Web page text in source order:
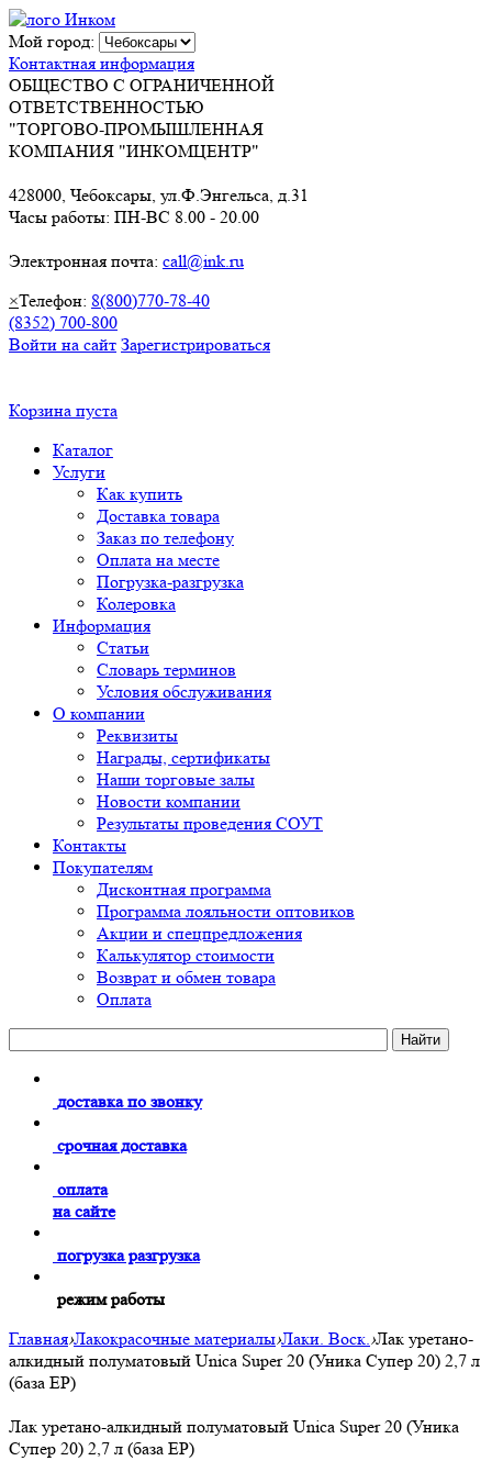
Мой город:
Контактная информация
ОБЩЕСТВО С ОГРАНИЧЕННОЙ
ОТВЕТСТВЕННОСТЬЮ
"ТОРГОВО-ПРОМЫШЛЕННАЯ
КОМПАНИЯ "ИНКОМЦЕНТР"
428000, Чебоксары, ул.Ф.Энгельса, д.31
Часы работы: ПН-ВС 8.00 - 20.00
Электронная почта: call@ink.ru
×Телефон: 8(800)770-78-40
(8352) 700-800
Войти на сайт Зарегистрироваться
Корзина пуста
Каталог
Услуги
Как купить
Доставка товара
Заказ по телефону
Оплата на месте
Погрузка-разгрузка
Колеровка
Информация
Статьи
Словарь терминов
Условия обслуживания
О компании
Реквизиты
Награды, сертификаты
Наши торговые залы
Новости компании
Результаты проведения СОУТ
Контакты
Покупателям
Дисконтная программа
Программа лояльности оптовиков
Акции и спецпредложения
Калькулятор стоимости
Возврат и обмен товара
Оплата
доставка по звонку
срочная доставка
оплата
на сайте
погрузка разгрузка
режим работы
Главная›Лакокрасочные материалы›Лаки. Воск.›Лак уретано-
алкидный полуматовый Unica Super 20 (Уника Супер 20) 2,7 л
(база EP)
Лак уретано-алкидный полуматовый Unica Super 20 (Уника
Супер 20) 2,7 л (база EP)